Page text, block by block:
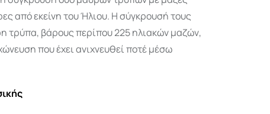
από εκείνη του Ήλιου. Η σύγκρουσή τους
τρύπα, βάρους περίπου 225 ηλιακών μαζών,
που έχει ανιχνευθεί ποτέ μέσω